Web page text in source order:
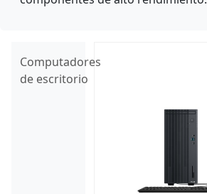
Computadores
de escritorio